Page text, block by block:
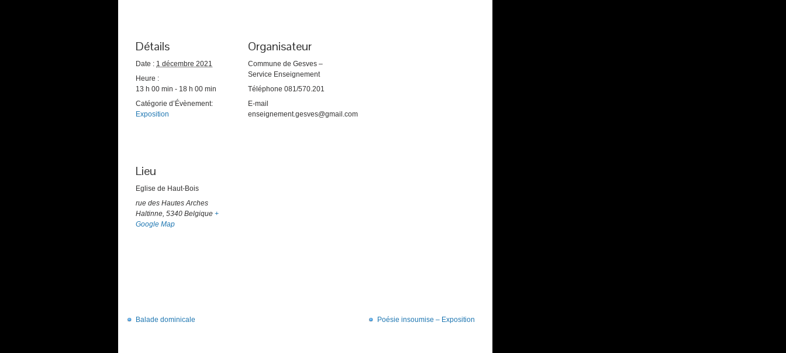
Détails
Date : 1 décembre 2021
Heure :
13 h 00 min - 18 h 00 min
Catégorie d’Évènement:
Exposition
Organisateur
Commune de Gesves –
Service Enseignement
Téléphone 081/570.201
E-mail
enseignement.gesves@gmail.com
Lieu
Eglise de Haut-Bois
rue des Hautes Arches
Haltinne, 5340 Belgique +
Google Map
Balade dominicale Poésie insoumise – Exposition